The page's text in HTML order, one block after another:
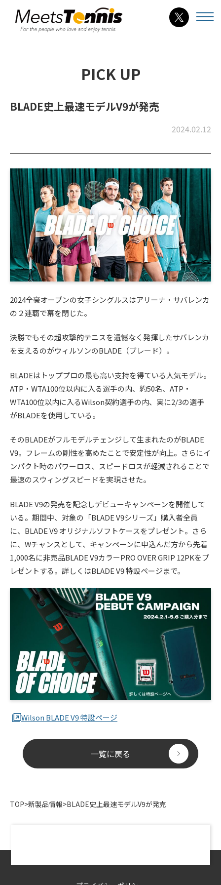
PICK UP
BLADE史上最速モデルV9が発売
2024.02.12
2024全豪オープンの女子シングルスはアリーナ・サバレンカ
の２連覇で幕を閉じた。
決勝でもその超攻撃的テニスを遺憾なく発揮したサバレンカ
を支えるのがウィルソンのBLADE（ブレード）。
BLADEはトッププロの最も高い支持を得ている人気モデル。
ATP・WTA100位以内に入る選手の内、約50名、ATP・
WTA100位以内に入るWilson契約選手の内、実に2/3の選手
がBLADEを使用している。
そのBLADEがフルモデルチェンジして生まれたのがBLADE
V9。フレームの剛性を高めたことで安定性が向上。さらにイ
ンパクト時のパワーロス、スピードロスが軽減されることで
最速のスウィングスピードを実現させた。
BLADE V9の発売を記念しデビューキャンペーンを開催して
いる。期間中、対象の「BLADE V9シリーズ」購入者全員
に、BLADE V9 オリジナルソフトケースをプレゼント。さら
に、Wチャンスとして、キャンペーンに申込んだ方から先着
1,000名に非売品BLADE V9カラーPRO OVER GRIP 12PKをプ
レゼントする。詳しくはBLADE V9 特設ページまで。
Wilson BLADE V9 特設ページ
一覧に戻る
TOP>新製品情報>BLADE史上最速モデルV9が発売